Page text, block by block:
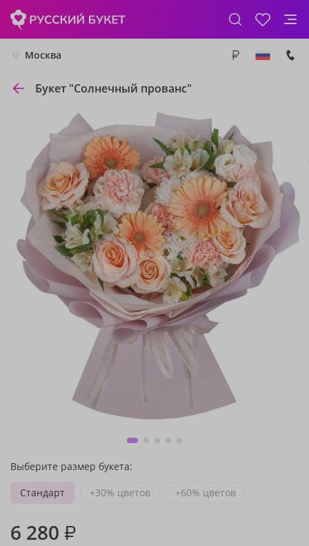
Москва
Букет "Солнечный прованс"
Выберите размер букета:
Стандарт
+30% цветов +60% цветов
6 280 ₽